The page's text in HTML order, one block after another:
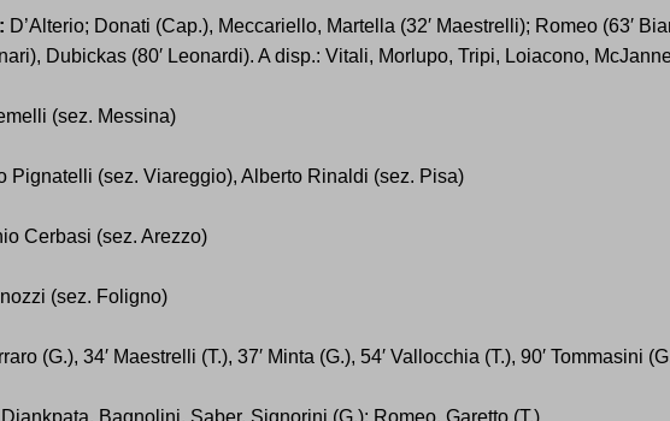
D’Alterio; Donati (Cap.), Meccariello, Martella (32′ Maestrelli); Romeo (63′
Dubickas (80′ Leonardi). A disp.: Vitali, Morlupo, Tripi, Loiacono,
(sez. Messina)
Pignatelli (sez. Viareggio), Alberto Rinaldi (sez. Pisa)
Cerbasi (sez. Arezzo)
(sez. Foligno)
(G.), 34′ Maestrelli (T.), 37′ Minta (G.), 54′ Vallocchia (T.), 90′ Tommasini